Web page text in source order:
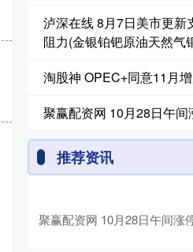
泸深在线 8月7日美市更新
阻力(金银铂钯原油天然气
淘股神 OPEC+同意11月
聚赢配资网 10月28日午间
推荐资讯
聚赢配资网 10月28日午间涨